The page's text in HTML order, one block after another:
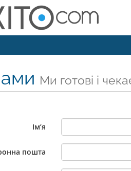
Ми готові і
Ім’я
пошта